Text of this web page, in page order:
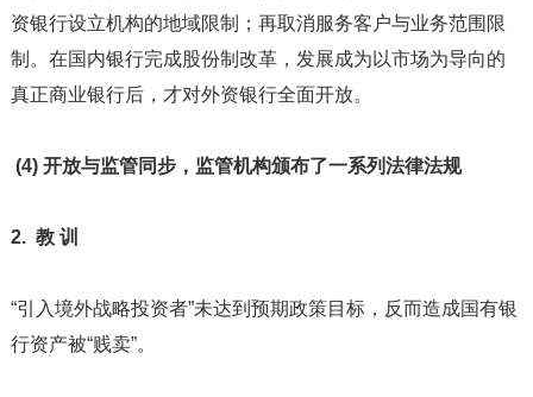
资银行设立机构的地域限制；再取消服务客户与业务范围限
制。在国内银行完成股份制改革，发展成为以市场为导向的
真正商业银行后，才对外资银行全面开放。
(4) 开放与监管同步，监管机构颁布了一系列法律法规
2. 教 训
“引入境外战略投资者”未达到预期政策目标，反而造成国有银
行资产被“贱卖”。